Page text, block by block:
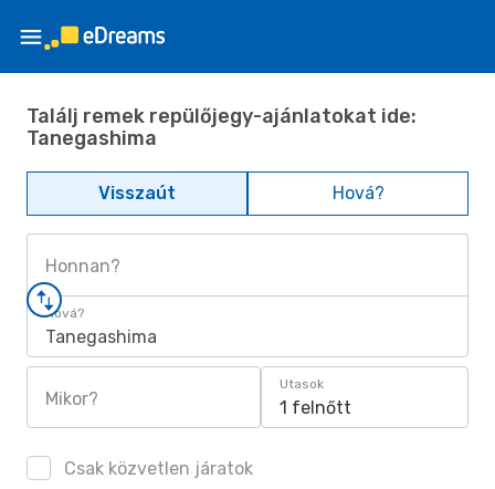
Találj remek repülőjegy-ajánlatokat ide:
Tanegashima
Visszaút Hová?
Honnan?
Hová?
Tanegashima
Mikor?
Utasok
1 felnőtt
Csak közvetlen járatok